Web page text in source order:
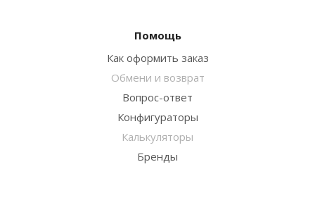
Помощь
Как оформить заказ
Обмени и возврат
Вопрос-ответ
Конфигураторы
Калькуляторы
Бренды